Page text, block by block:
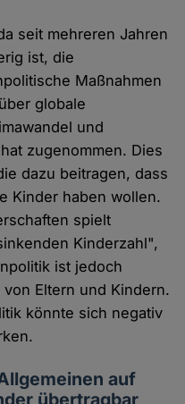
seit mehreren Jahren
ist, die
Maßnahmen
globale
und
zugenommen. Dies
dazu beitragen, dass
Kinder haben wollen.
spielt
Kinderzahl",
ist jedoch
Eltern und Kindern.
könnte sich negativ
auf
übertragbar